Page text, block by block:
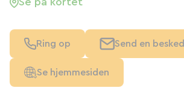
Ring op Send en besked
Se hjemmesiden